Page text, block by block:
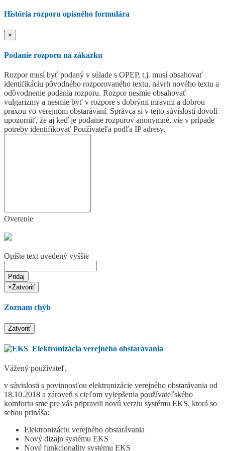
História rozporu opisného formulára
×
Podanie rozporu na zákazku
Rozpor musí byť podaný v súlade s OPEP, t.j. musí obsahovať
identifikáciu pôvodného rozporovaného textu, návrh nového textu a
odôvodnenie podania rozporu. Rozpor nesmie obsahovať
vulgarizmy a nesmie byť v rozpore s dobrými mravmi a dobrou
praxou vo verejnom obstarávaní. Správca si v tejto súvislosti dovolí
upozorniť, že aj keď je podanie rozporov anonymné, vie v prípade
potreby identifikovať Používateľa podľa IP adresy.
Overenie
Opíšte text uvedený vyššie
Pridaj
×Zatvoriť
Zoznam chýb
Zatvoriť
Elektronizácia verejného obstarávania
Vážený používateľ,
v súvislosti s povinnosťou elektronizácie verejného obstarávania od
18.10.2018 a zároveň s cieľom vylepšenia používateľského
komfortu sme pre vás pripravili novú verziu systému EKS, ktorá so
sebou prináša:
Elektronizáciu verejného obstarávania
Nový dizajn systému EKS
Nové funkcionality systému EKS